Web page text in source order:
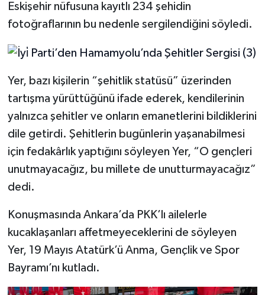
Eskişehir nüfusuna kayıtlı 234 şehidin
fotoğraflarının bu nedenle sergilendiğini söyledi.
Yer, bazı kişilerin “şehitlik statüsü” üzerinden
tartışma yürüttüğünü ifade ederek, kendilerinin
yalnızca şehitler ve onların emanetlerini bildiklerini
dile getirdi. Şehitlerin bugünlerin yaşanabilmesi
için fedakârlık yaptığını söyleyen Yer, “O gençleri
unutmayacağız, bu millete de unutturmayacağız”
dedi.
Konuşmasında Ankara’da PKK’lı ailelerle
kucaklaşanları affetmeyeceklerini de söyleyen
Yer, 19 Mayıs Atatürk’ü Anma, Gençlik ve Spor
Bayramı’nı kutladı.